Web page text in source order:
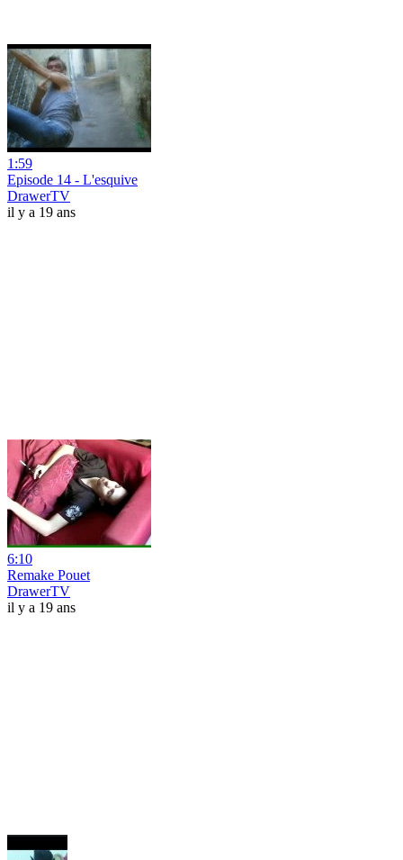
1:59
Episode 14 - L'esquive
DrawerTV
il y a 19 ans
6:10
Remake Pouet
DrawerTV
il y a 19 ans